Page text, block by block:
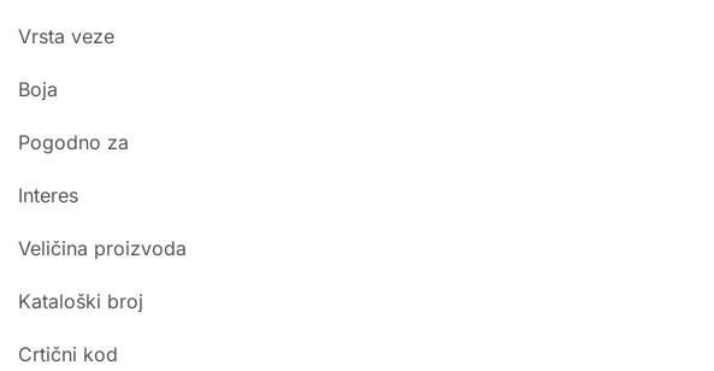
Vrsta veze
Boja
Pogodno za
Interes
Veličina proizvoda
Kataloški broj
Crtični kod